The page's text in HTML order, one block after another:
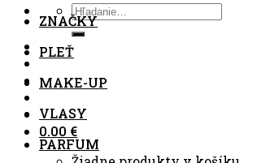
Hľadať:
0.00 €
ZNAČKY
PLEŤ
MAKE-UP
VLASY
PARFUM